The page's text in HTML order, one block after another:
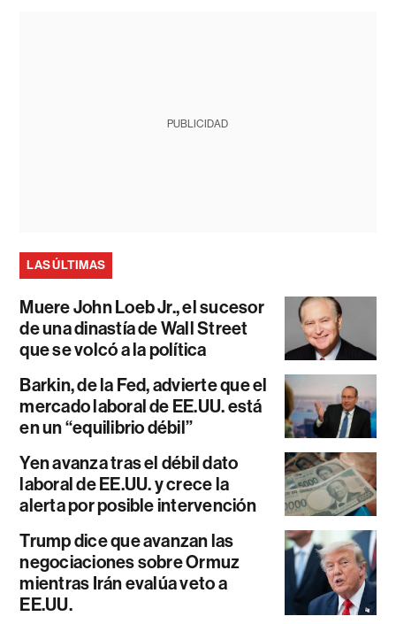
PUBLICIDAD
LAS ÚLTIMAS
Muere John Loeb Jr., el sucesor
de una dinastía de Wall Street
que se volcó a la política
Barkin, de la Fed, advierte que el
mercado laboral de EE.UU. está
en un “equilibrio débil”
Yen avanza tras el débil dato
laboral de EE.UU. y crece la
alerta por posible intervención
Trump dice que avanzan las
negociaciones sobre Ormuz
mientras Irán evalúa veto a
EE.UU.